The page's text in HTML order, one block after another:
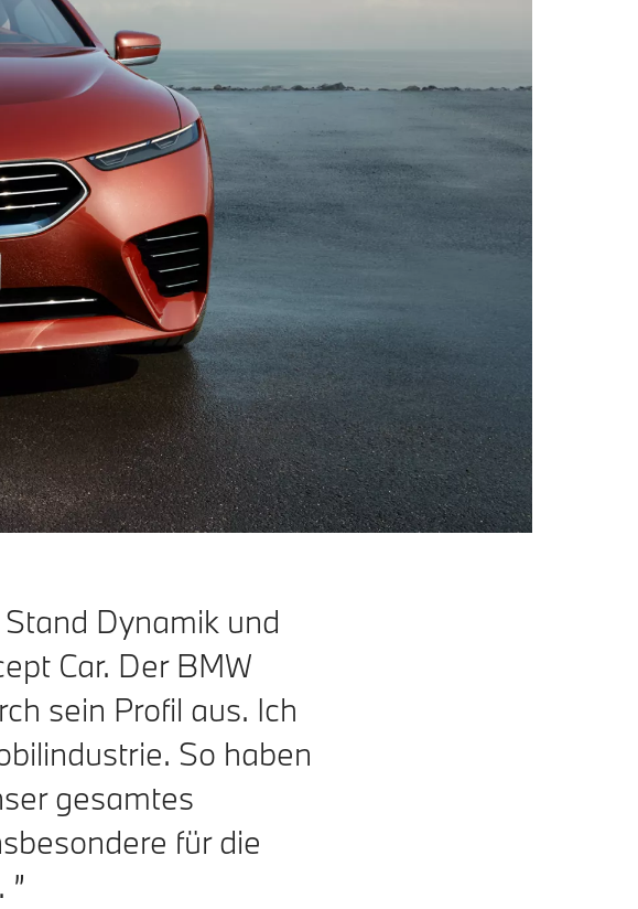
Dynamik und
Car. Der BMW
sein Profil aus. Ich
So haben
gesamtes
für die